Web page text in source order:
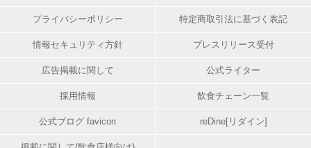
プライバシーポリシー 特定商取引法に基づく表記
情報セキュリティ方針 プレスリリース受付
広告掲載に関して 公式ライター
採用情報 飲食チェーン一覧
公式ブログ favicon reDine[リダイン]